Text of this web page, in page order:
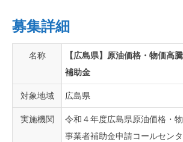
募集詳細
名称
【広島県】原油価格・物価高
補助金
対象地域 広島県
実施機関
令和４年度広島県原油価格・
事業者補助金申請コールセン